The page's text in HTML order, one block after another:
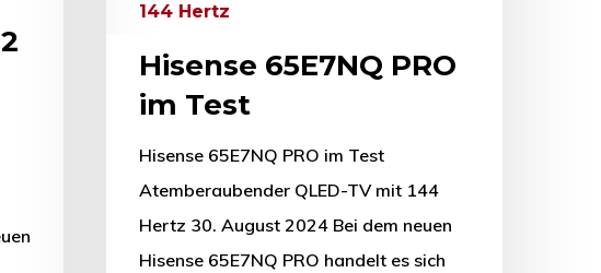
144 Hertz
Hisense 65E7NQ PRO
im Test
Hisense 65E7NQ PRO im Test
Atemberaubender QLED-TV mit 144
Hertz 30. August 2024 Bei dem neuen
Hisense 65E7NQ PRO handelt es sich